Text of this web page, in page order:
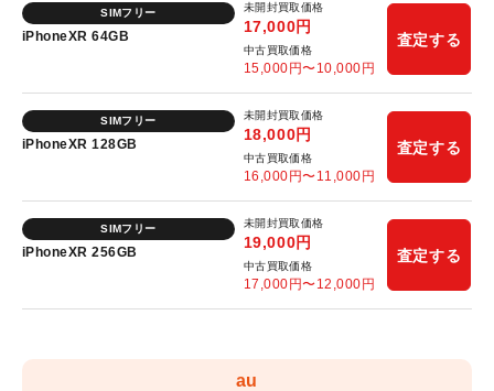
SIMフリー
iPhoneXR 64GB
未開封買取価格
17,000円
中古買取価格
15,000 円〜10,000 円
査定する
SIMフリー
iPhoneXR 128GB
未開封買取価格
18,000円
中古買取価格
16,000 円〜11,000 円
査定する
SIMフリー
iPhoneXR 256GB
未開封買取価格
19,000円
中古買取価格
17,000 円〜12,000 円
査定する
au